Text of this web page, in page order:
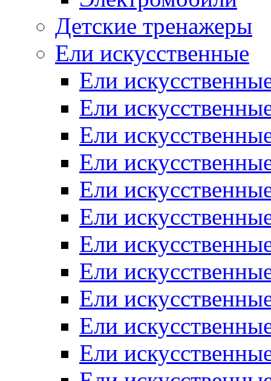
Детские тренажеры
Ели искусственные
Ели
Ели
Ели
Ели
Ели
Ели
Ели
Ели
Ели
Ели
Ели